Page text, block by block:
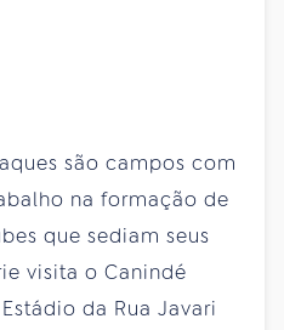
são campos com
na formação de
que sediam seus
visita o Canindé
da Rua Javari